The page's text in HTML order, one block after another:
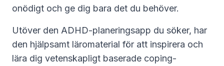
onödigt och ge dig bara det du behöver.
Utöver den ADHD-planeringsapp du söker, har
den hjälpsamt läromaterial för att inspirera och
lära dig vetenskapligt baserade coping-